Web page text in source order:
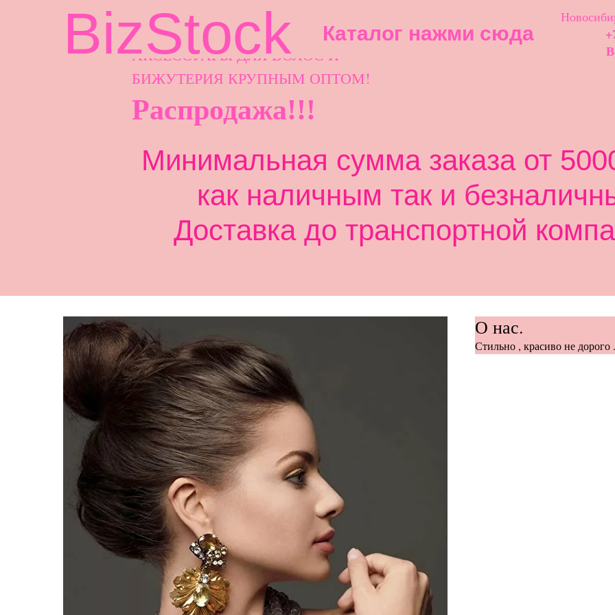
АКСЕССУАРЫ ДЛЯ ВОЛОС И
БИЖУТЕРИЯ КРУПНЫМ ОПТОМ!
Распродажа!!!
Минимальная сумма заказа от
как наличным так и
Доставка до транспортной
BizStock Каталог нажми сюда +
О нас.
Стильно , красиво не дорого